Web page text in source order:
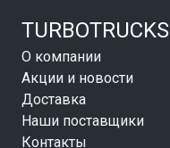
TURBOTRUCKS
О компании
Акции и новости
Доставка
Наши поставщики
Контакты